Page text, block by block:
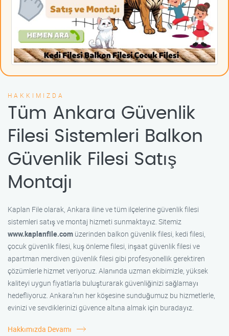
HAKKIMIZDA
Tüm Ankara Güvenlik
Filesi Sistemleri Balkon
Güvenlik Filesi Satış
Montajı
Kaplan File olarak, Ankara iline ve tüm ilçelerine güvenlik filesi
sistemleri satış ve montaj hizmeti sunmaktayız. Sitemiz
www.kaplanfile.com üzerinden balkon güvenlik filesi, kedi filesi,
çocuk güvenlik filesi, kuş önleme filesi, inşaat güvenlik filesi ve
apartman merdiven güvenlik filesi gibi profesyonellik gerektiren
çözümlerle hizmet veriyoruz. Alanında uzman ekibimizle, yüksek
kaliteyi uygun fiyatlarla buluşturarak güvenliğinizi sağlamayı
hedefliyoruz. Ankara’nın her köşesine sunduğumuz bu hizmetlerle,
evinizi ve sevdiklerinizi güvence altına almak için buradayız.
Hakkımızda Devamı